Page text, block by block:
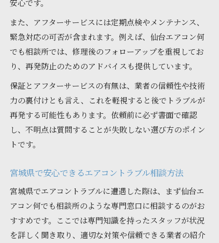
安心です。
また、アフターサービスには定期点検やメンテナンス、
緊急対応の可否が含まれます。例えば、仙台エアコン何
でも相談所では、修理後のフォローアップを重視してお
り、再発防止のためのアドバイスも提供しています。
保証とアフターサービスの有無は、業者の信頼性や技術
力の裏付けとも言え、これを軽視すると後でトラブルが
再発する可能性もあります。依頼前に必ず書面で確認
し、不明点は質問することが失敗しない選び方のポイン
トです。
宮城県で安心できるエアコントラブル相談方法
宮城県でエアコントラブルに遭遇した際は、まず仙台エ
アコン何でも相談所のような専門窓口に相談するのがお
すすめです。ここでは専門知識を持ったスタッフが状況
を詳しく聞き取り、適切な対策や信頼できる業者の紹介